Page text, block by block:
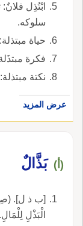
ابْتُذِل
سلوكه.
حياة
فكرة
نكتة
عرض المزيد
(أ) بَذَّالٌ
[ب ذ ل].
الْبَذْلِ لِلْمَالِ.